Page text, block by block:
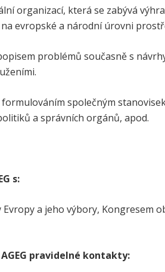
organizací, která se zabývá
na evropské a národní úrovni
problémů současně s
společným
a správních orgánů, apod.
s:
a jeho výbory, Kongresem
pravidelné kontakty: